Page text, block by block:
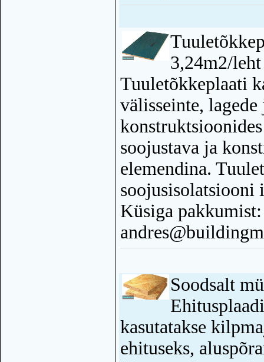
3,24m2/
Tuuletõkkeplaati
välisseinte, lagede
soojustava ja
elemendina.
soojusisolatsiooni
Küsiga pakkumist:
Soodsalt
kasutatakse
ehituseks,